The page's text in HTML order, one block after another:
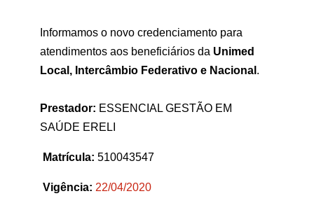
Informamos o novo credenciamento para
atendimentos aos beneficiários da Unimed
Local, Intercâmbio Federativo e Nacional .
Prestador: ESSENCIAL GESTÃO EM
SAÚDE ERELI
Matrícula: 510043547
Vigência: 22/04/2020